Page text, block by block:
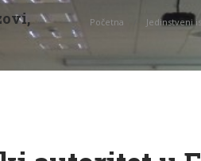
Početna Jedinstveni